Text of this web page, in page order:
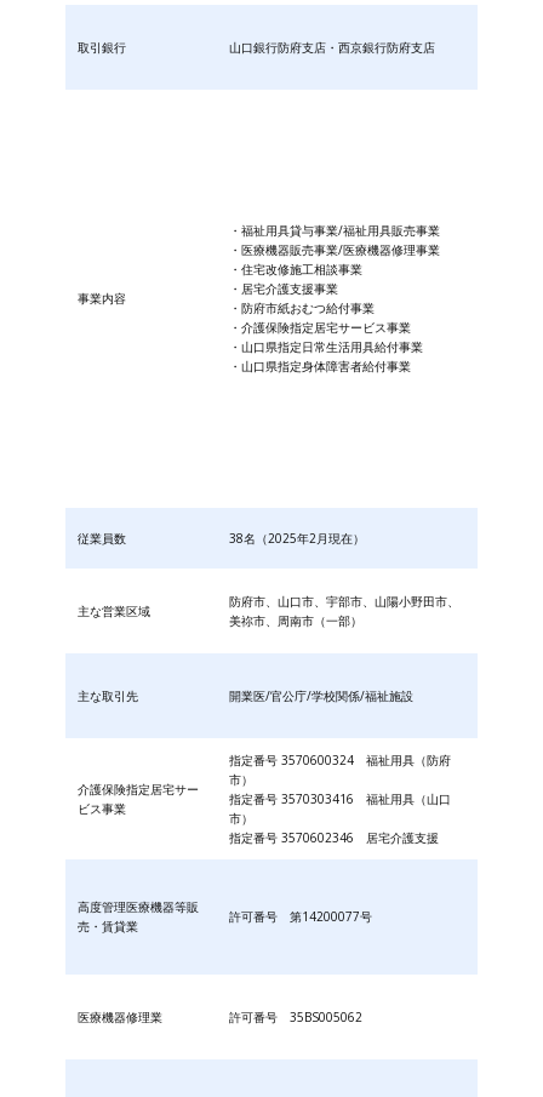
取引銀行 山口銀行防府支店・西京銀行防府支店
事業内容
・福祉用具貸与事業/福祉用具販売事業
・医療機器販売事業/医療機器修理事業
・住宅改修施工相談事業
・居宅介護支援事業
・防府市紙おむつ給付事業
・​介護保険指定居宅サービス事業
・山口県指定日常生活用具給付事業
・山口県指定身体障害者給付事業
従業員数 38名（2025年2月現在）
主な営業区域
防府市、山口市、宇部市、山陽小野田市、
美祢市、周南市（一部）
主な取引先 開業医/官公庁/学校関係/福祉施設
介護保険指定居宅サー
ビス事業
指定番号 3570600324 福祉用具（防府
市）
指定番号 3570303416 福祉用具（山口
市）
指定番号 3570602346 居宅介護支援
高度管理医療機器等販
売・賃貸業
許可番号 第14200077号
医療機器修理業 許可番号 35BS005062